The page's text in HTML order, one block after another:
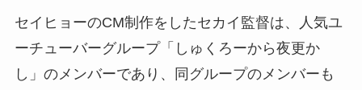
セイヒョーのCM制作をしたセカイ監督は、人気ユ
ーチューバーグループ「しゅくろーから夜更か
し」のメンバーであり、同グループのメンバーも